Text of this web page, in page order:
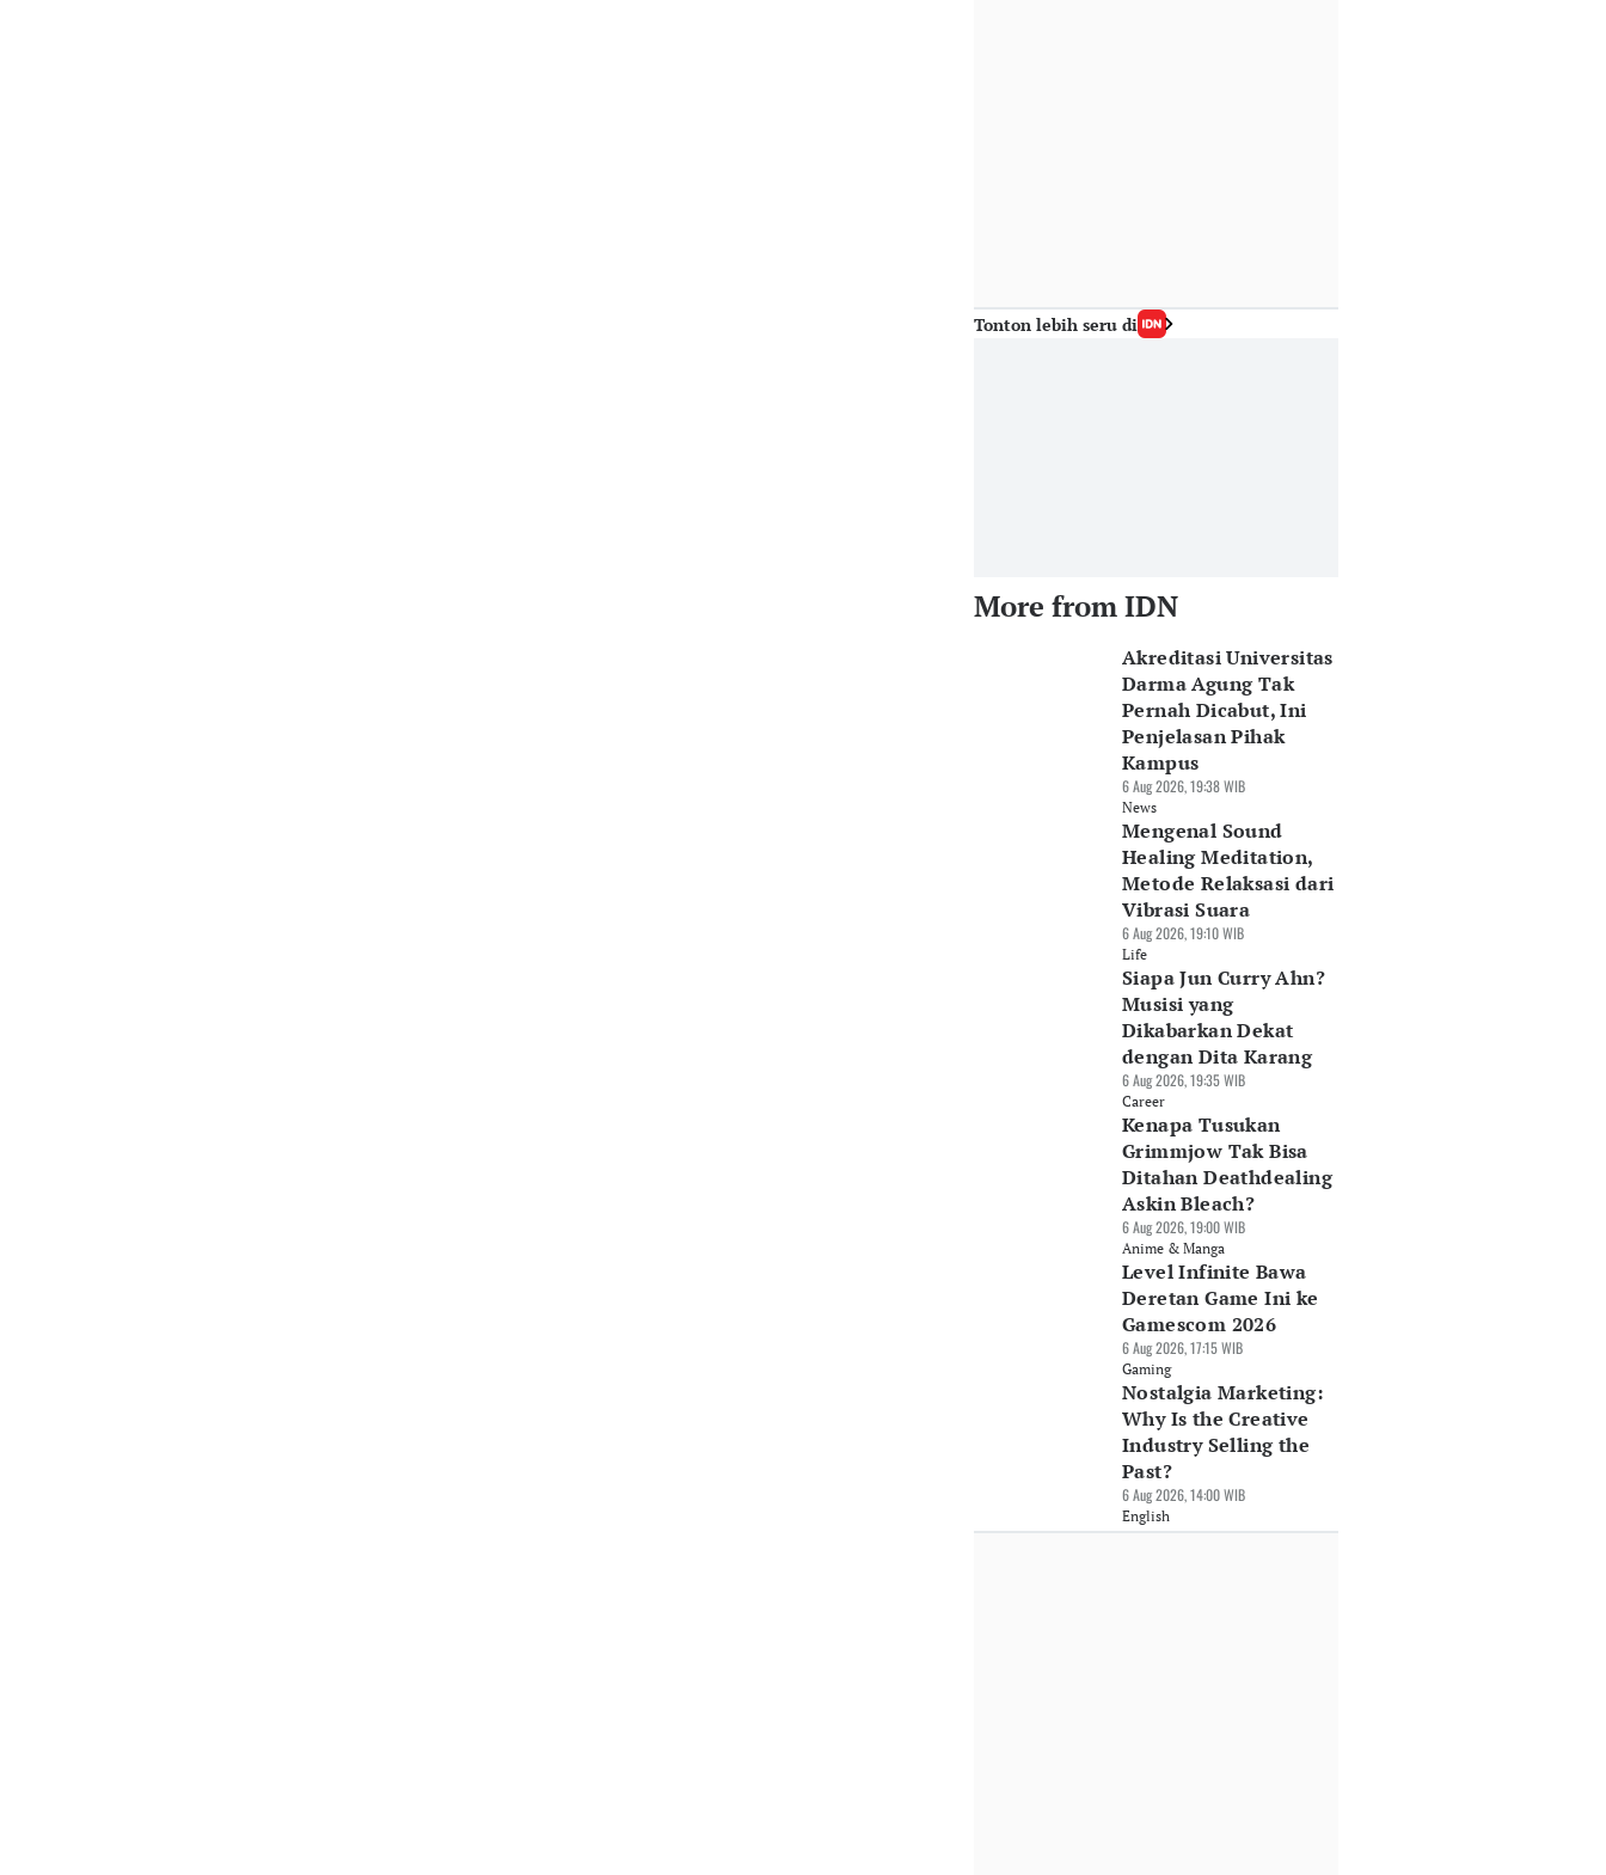
Tonton lebih seru di
More from IDN
Akreditasi Universitas
Darma Agung Tak
Pernah Dicabut, Ini
Penjelasan Pihak
Kampus
6 Aug 2026, 19:38 WIB
News
Mengenal Sound
Healing Meditation,
Metode Relaksasi dari
Vibrasi Suara
6 Aug 2026, 19:10 WIB
Life
Siapa Jun Curry Ahn?
Musisi yang
Dikabarkan Dekat
dengan Dita Karang
6 Aug 2026, 19:35 WIB
Career
Kenapa Tusukan
Grimmjow Tak Bisa
Ditahan Deathdealing
Askin Bleach?
6 Aug 2026, 19:00 WIB
Anime & Manga
Level Infinite Bawa
Deretan Game Ini ke
Gamescom 2026
6 Aug 2026, 17:15 WIB
Gaming
Nostalgia Marketing:
Why Is the Creative
Industry Selling the
Past?
6 Aug 2026, 14:00 WIB
English